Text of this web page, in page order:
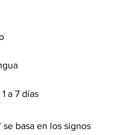
a 7 días
basa en los signos